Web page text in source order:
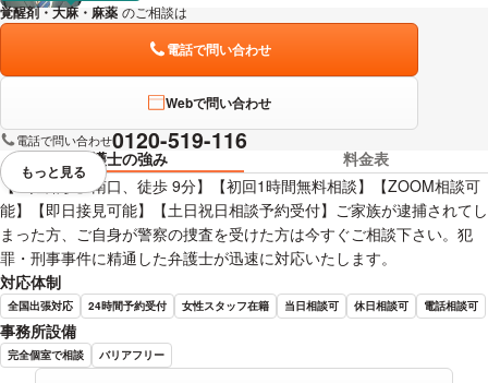
覚醒剤・大麻・麻薬 のご相談は
電話で問い合わせ
Webで問い合わせ
電話で問い合わせ0120-519-116
弁護士の強み
料金表
【『姫路駅』南口、徒歩 9分】【初回1時間無料相談】【ZOOM相談可
能】【即日接見可能】【土日祝日相談予約受付】ご家族が逮捕されてし
まった方、ご自身が警察の捜査を受けた方は今すぐご相談下さい。犯
罪・刑事事件に精通した弁護士が迅速に対応いたします。
対応体制
全国出張対応 24時間予約受付 女性スタッフ在籍 当日相談可 休日相談可 電話相談可
事務所設備
完全個室で相談 バリアフリー
視覚的に省略されている要素を
もっと見る